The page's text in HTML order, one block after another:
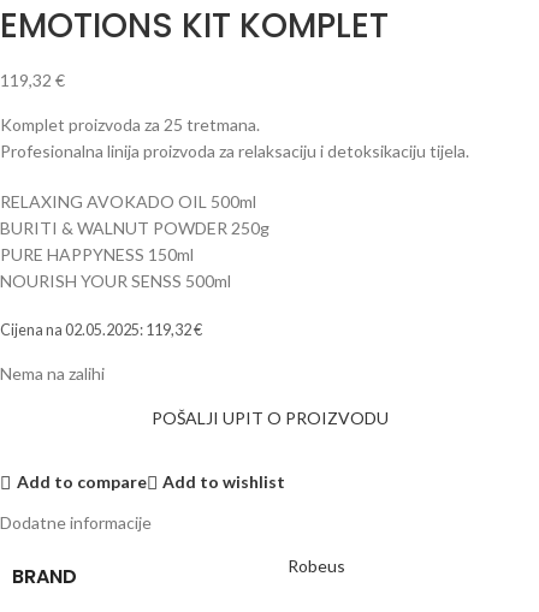
EMOTIONS KIT KOMPLET
119,32 €
Komplet proizvoda za 25 tretmana.
Profesionalna linija proizvoda za relaksaciju i detoksikaciju tijela.
RELAXING AVOKADO OIL 500ml
BURITI & WALNUT POWDER 250g
PURE HAPPYNESS 150ml
NOURISH YOUR SENSS 500ml
Cijena na 02.05.2025: 119,32€
Nema na zalihi
POŠALJI UPIT O PROIZVODU
Add to compare
Add to wishlist
Dodatne informacije
BRAND Robeus